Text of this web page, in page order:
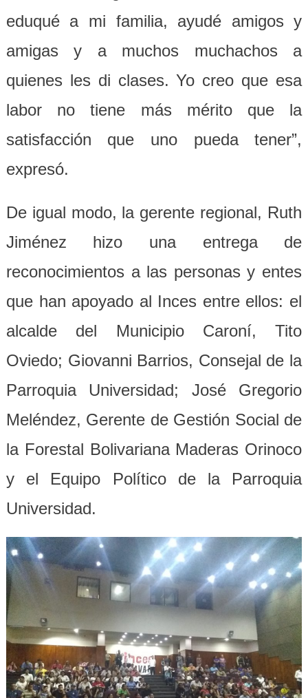
eduqué a mi familia, ayudé amigos y
amigas y a muchos muchachos a
quienes les di clases. Yo creo que esa
labor no tiene más mérito que la
satisfacción que uno pueda tener”,
expresó.
De igual modo, la gerente regional, Ruth
Jiménez hizo una entrega de
reconocimientos a las personas y entes
que han apoyado al Inces entre ellos: el
alcalde del Municipio Caroní, Tito
Oviedo; Giovanni Barrios, Consejal de la
Parroquia Universidad; José Gregorio
Meléndez, Gerente de Gestión Social de
la Forestal Bolivariana Maderas Orinoco
y el Equipo Político de la Parroquia
Universidad.